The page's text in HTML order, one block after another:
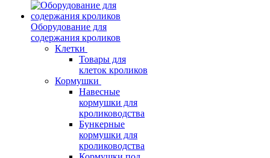
Оборудование для
содержания кроликов
Клетки
Товары для
клеток кроликов
Кормушки
Навесные
кормушки для
кролиководства
Бункерные
кормушки для
кролиководства